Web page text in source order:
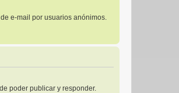
e-mail por usuarios anónimos.
poder publicar y responder.